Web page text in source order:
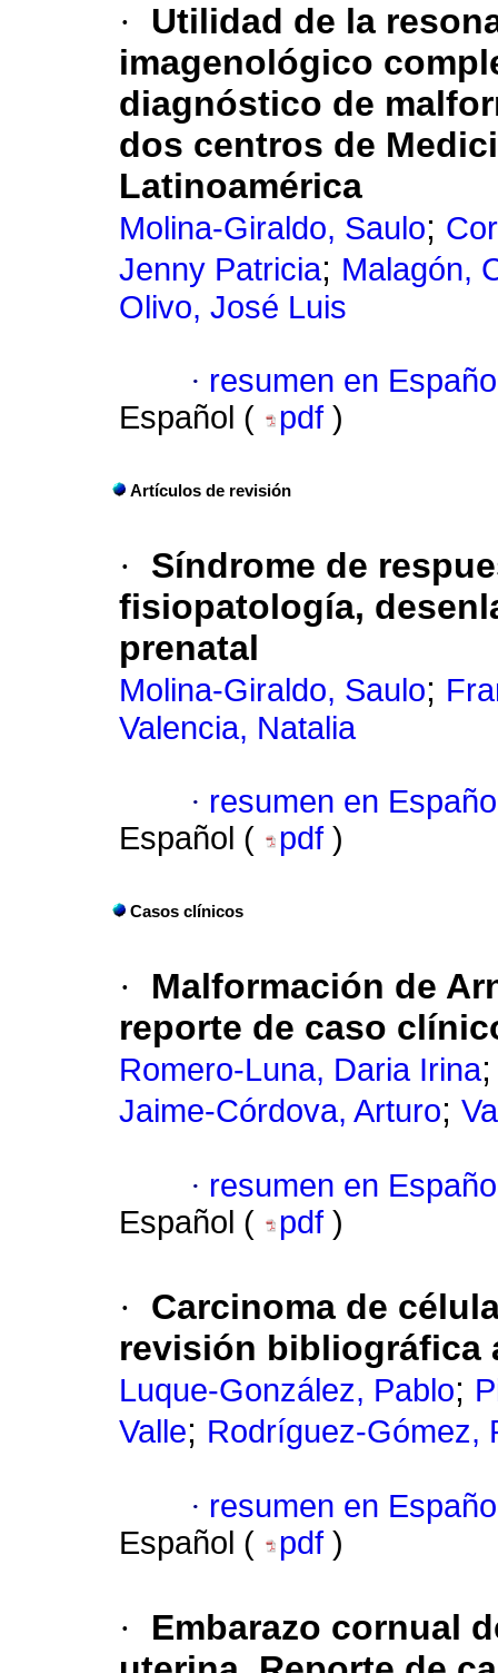
·
Utilidad de la
imagenológico
diagnóstico de
dos centros de
Latinoamérica
Molina-Giraldo, Saulo;
Jenny Patricia; Malagón,
Olivo, José Luis
· resumen en
Español (
pdf )
Artículos de revisión
·
Síndrome de
fisiopatología,
prenatal
Molina-Giraldo, Saulo;
Valencia, Natalia
· resumen en
Español (
pdf )
Casos clínicos
·
Malformación de
reporte de caso
Romero-Luna, Daria Irina
Jaime-Córdova, Arturo;
· resumen en
Español (
pdf )
·
Carcinoma de
revisión bibliográfica
Luque-González, Pablo;
Valle; Rodríguez-Gómez,
· resumen en
Español (
pdf )
·
Embarazo cornual